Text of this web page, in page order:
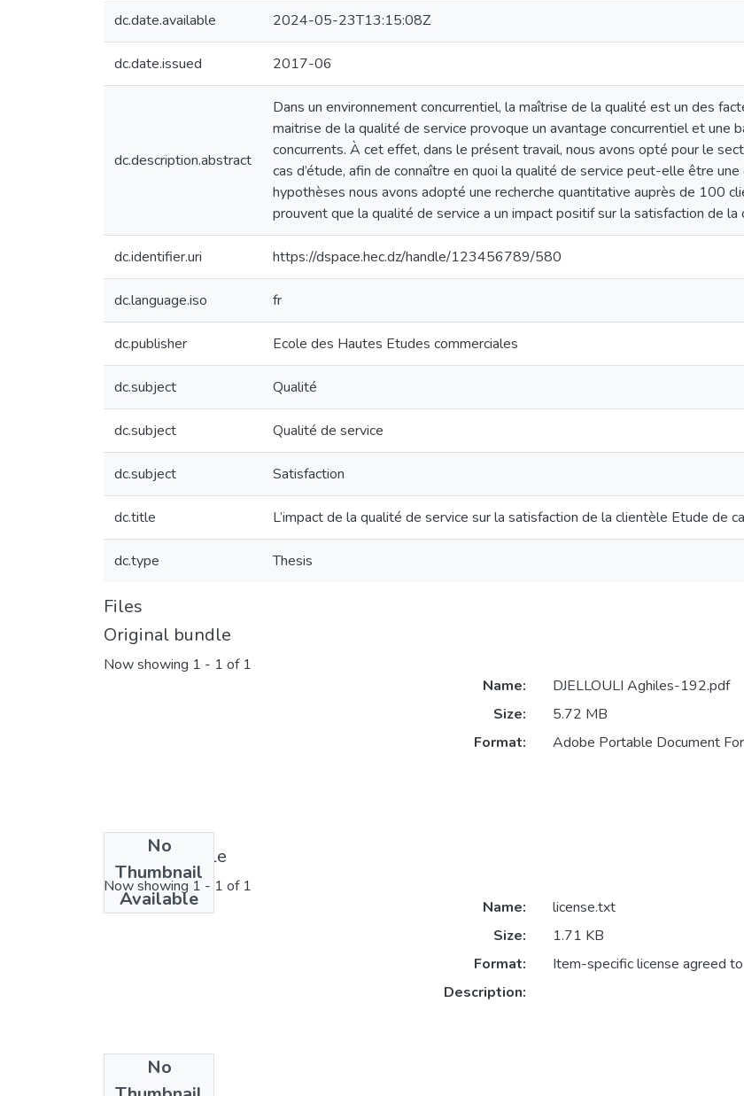
dc.date.available 2024-05-23T13:15:08Z
dc.date.issued 2017-06
dc.description.abstract
Dans un environnement concurrentiel, la maîtrise de la qualité est un des
maitrise de la qualité de service provoque un avantage concurrentiel et une
concurrents. À cet effet, dans le présent travail, nous avons opté pour le
cas d’étude, afin de connaître en quoi la qualité de service peut-elle être
hypothèses nous avons adopté une recherche quantitative auprès de 100
prouvent que la qualité de service a un impact positif sur la satisfaction de la
dc.identifier.uri https://dspace.hec.dz/handle/123456789/580
dc.language.iso fr
dc.publisher Ecole des Hautes Etudes commerciales
dc.subject Qualité
dc.subject Qualité de service
dc.subject Satisfaction
dc.title L’impact de la qualité de service sur la satisfaction de la clientèle Etude de
dc.type Thesis
Files
Original bundle
Now showing 1 - 1 of 1
No
Thumbnail
Available
Name:
DJELLOULI Aghiles-192.pdf
Size:
5.72 MB
Format:
Adobe Portable Document
License bundle
Now showing 1 - 1 of 1
No
Name:
license.txt
Size:
1.71 KB
Format:
Item-specific license agreed
Description:
Collections